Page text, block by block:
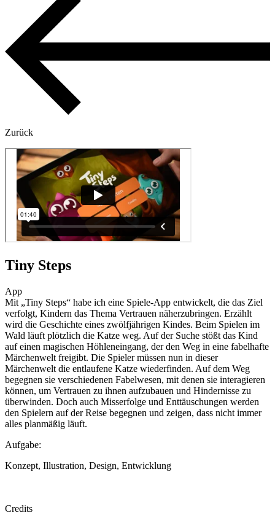
Zurück
Tiny Steps
App
Mit „Tiny Steps“ habe ich eine Spiele-App entwickelt, die das Ziel
verfolgt, Kindern das Thema Vertrauen näherzubringen. Erzählt
wird die Geschichte eines zwölfjährigen Kindes. Beim Spielen im
Wald läuft plötzlich die Katze weg. Auf der Suche stößt das Kind
auf einen magischen Höhleneingang, der den Weg in eine fabelhafte
Märchenwelt freigibt. Die Spieler müssen nun in dieser
Märchenwelt die entlaufene Katze wiederfinden. Auf dem Weg
begegnen sie verschiedenen Fabelwesen, mit denen sie interagieren
können, um Vertrauen zu ihnen aufzubauen und Hindernisse zu
überwinden. Doch auch Misserfolge und Enttäuschungen werden
den Spielern auf der Reise begegnen und zeigen, dass nicht immer
alles planmäßig läuft.
Aufgabe:
Konzept, Illustration, Design, Entwicklung
Credits